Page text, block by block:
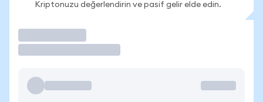
Kriptonuzu değerlendirin ve pasif gelir elde edin.